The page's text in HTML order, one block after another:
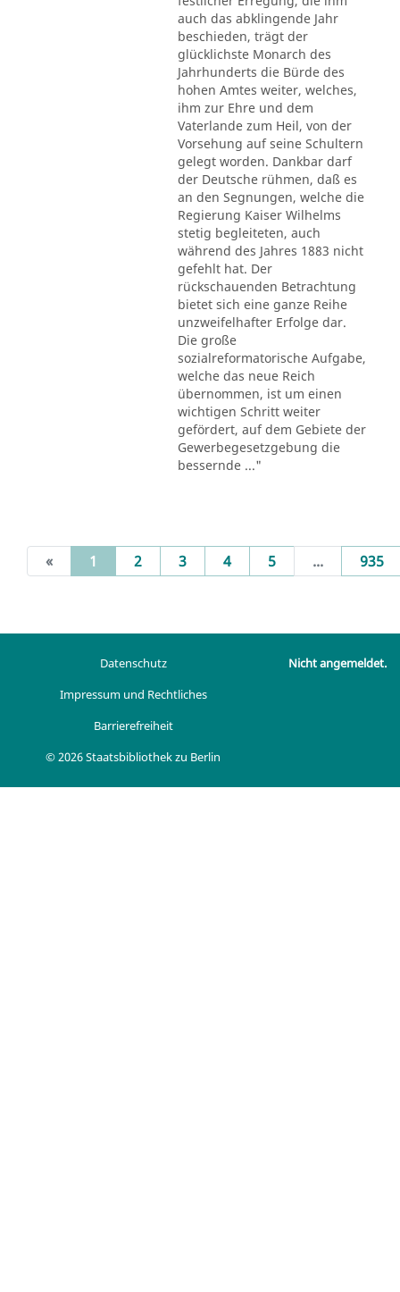
auch das abklingende Jahr
beschieden, trägt der
glücklichste Monarch des
Jahrhunderts die Bürde des
hohen Amtes weiter, welches,
ihm zur Ehre und dem
Vaterlande zum Heil, von der
Vorsehung auf seine Schultern
gelegt worden. Dankbar darf
der Deutsche rühmen, daß es
an den Segnungen, welche die
Regierung Kaiser Wilhelms
stetig begleiteten, auch
während des Jahres 1883 nicht
gefehlt hat. Der
rückschauenden Betrachtung
bietet sich eine ganze Reihe
unzweifelhafter Erfolge dar.
Die große
sozialreformatorische Aufgabe,
welche das neue Reich
übernommen, ist um einen
wichtigen Schritt weiter
gefördert, auf dem Gebiete der
Gewerbegesetzgebung die
bessernde ..."
« 1 (current)
2 3 4 5 ... 935
Datenschutz
Impressum und Rechtliches
Barrierefreiheit
© 2026 Staatsbibliothek zu Berlin
Nicht angemeldet.